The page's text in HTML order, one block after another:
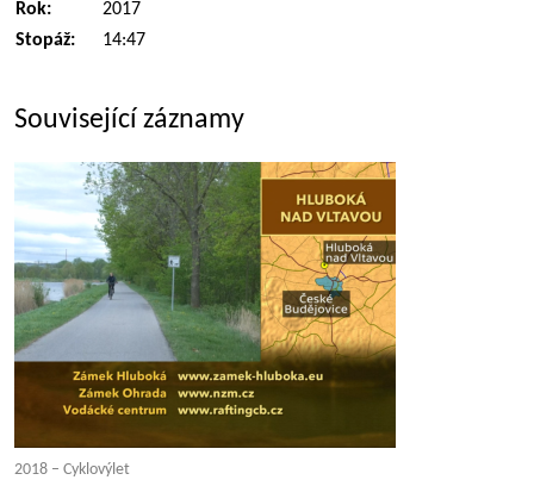
Rok:
2017
Stopáž:
14:47
Související záznamy
2018 – Cyklovýlet